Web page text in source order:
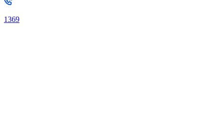
1369